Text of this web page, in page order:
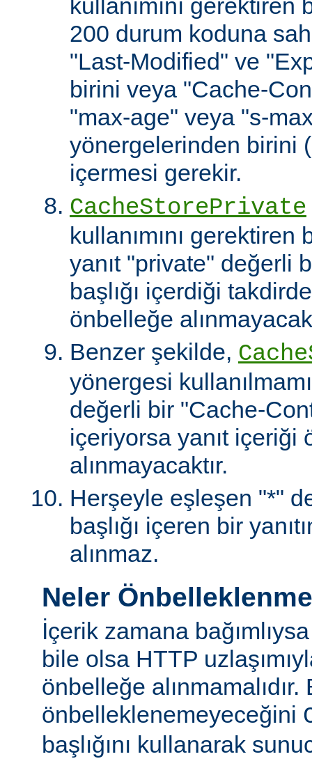
kullanımını gerektiren
200 durum koduna
"Last-Modified" ve
birini veya "Cache-
"max-age" veya "s-
yönergelerinden birini
içermesi gerekir.
CacheStorePrivate
kullanımını gerektiren
yanıt "private" değerli
başlığı içerdiği
önbelleğe
Benzer şekilde,
yönergesi
değerli bir "Cache-
içeriyorsa yanıt içeriği
alınmayacaktır.
Herşeyle eşleşen "*"
başlığı içeren bir
alınmaz.
Neler
İçerik zamana
bile olsa HTTP
önbelleğe
önbelleklenemeyeceğini
başlığını kullanarak